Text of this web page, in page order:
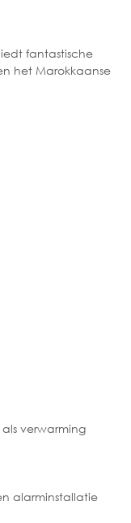
fantastische
het Marokkaanse
verwarming
alarminstallatie